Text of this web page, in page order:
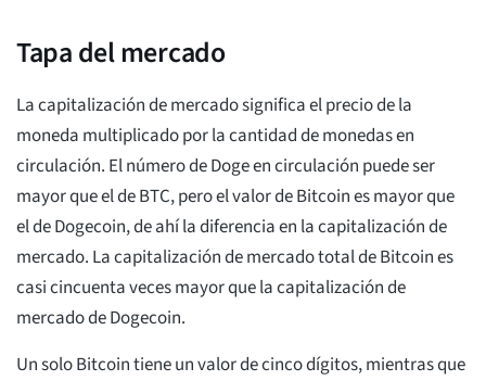
Tapa del mercado
La capitalización de mercado significa el precio de la
moneda multiplicado por la cantidad de monedas en
circulación. El número de Doge en circulación puede ser
mayor que el de BTC, pero el valor de Bitcoin es mayor que
el de Dogecoin, de ahí la diferencia en la capitalización de
mercado. La capitalización de mercado total de Bitcoin es
casi cincuenta veces mayor que la capitalización de
mercado de Dogecoin.
Un solo Bitcoin tiene un valor de cinco dígitos, mientras que